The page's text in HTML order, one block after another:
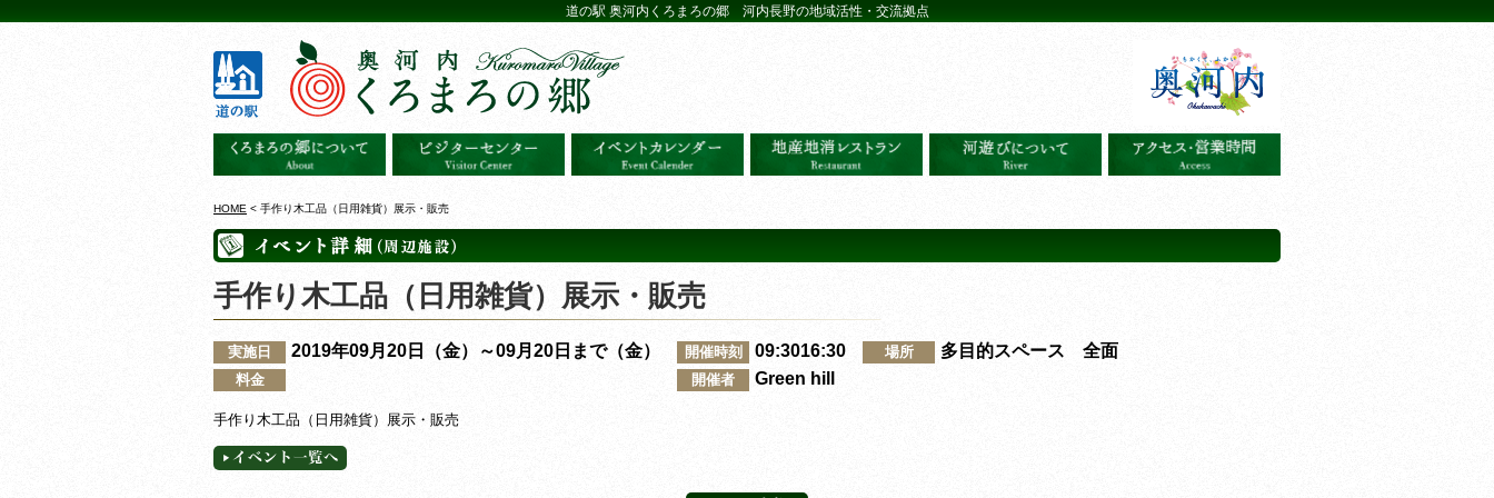
道の駅 奥河内くろまろの郷 河内長野の地域活性・交流拠点
HOME < 手作り木工品（日用雑貨）展示・販売
手作り木工品（日用雑貨）展示・販売
実施日 2019年09月20日（金）～09月20日まで（金） 開催時刻 09:3016:30 場所 多目的スペース 全面
料金 開催者 Green hill
手作り木工品（日用雑貨）展示・販売